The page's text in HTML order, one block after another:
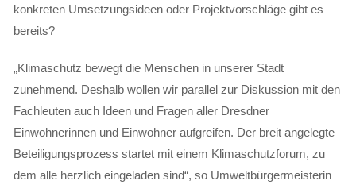
konkreten Umsetzungsideen oder Projektvorschläge gibt es
bereits?
„Klimaschutz bewegt die Menschen in unserer Stadt
zunehmend. Deshalb wollen wir parallel zur Diskussion mit den
Fachleuten auch Ideen und Fragen aller Dresdner
Einwohnerinnen und Einwohner aufgreifen. Der breit angelegte
Beteiligungsprozess startet mit einem Klimaschutzforum, zu
dem alle herzlich eingeladen sind“, so Umweltbürgermeisterin